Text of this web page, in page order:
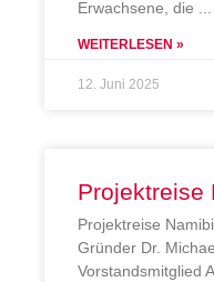
Erwachsene, die
WEITERLESEN »
12. Juni 2025
Projektreise
Projektreise
Gründer Dr.
Vorstandsmitglied